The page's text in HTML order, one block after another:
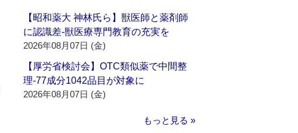
【昭和薬大 神林氏ら】獣医師と薬剤師
に認識差‐獣医療専門教育の充実を
2026年08月07日 (金)
【厚労省検討会】OTC類似薬で中間整
理‐77成分1042品目が対象に
2026年08月07日 (金)
もっと見る »